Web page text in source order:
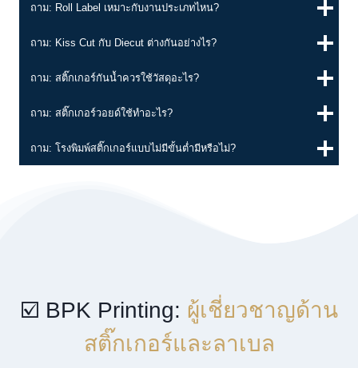
ถาม: Roll Label เหมาะกับงานประเภทไหน?
ถาม: Kiss Cut กับ Diecut ต่างกันอย่างไร?
ถาม: สติ๊กเกอร์กันน้ำควรใช้วัสดุอะไร?
ถาม: สติ๊กเกอร์วอยด์ใช้ทำอะไร?
ถาม: โรงพิมพ์สติ๊กเกอร์แบบไม่มีขั้นต่ำมีหรือไม่?
☑️ BPK Printing: ผู้เชี่ยวชาญด้าน
สติ๊กเกอร์และลาเบล